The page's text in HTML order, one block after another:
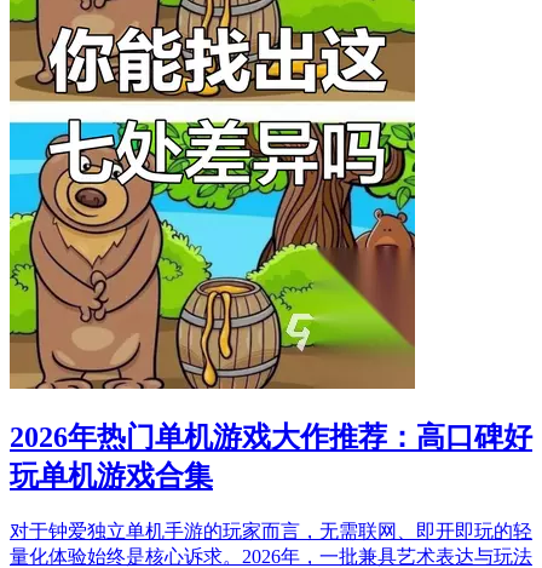
2026年热门单机游戏大作推荐：高口碑好
玩单机游戏合集
对于钟爱独立单机手游的玩家而言，无需联网、即开即玩的轻
量化体验始终是核心诉求。2026年，一批兼具艺术表达与玩法